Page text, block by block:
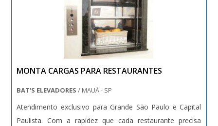
MONTA CARGAS PARA RESTAURANTES
BAT'S ELEVADORES / MAUÁ - SP
Atendimento exclusivo para Grande São Paulo e Capital
Paulista. Com a rapidez que cada restaurante precisa